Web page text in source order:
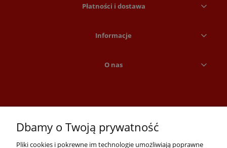
Płatności i dostawa
Informacje
O nas
Dbamy o Twoją prywatność
Pliki cookies i pokrewne im technologie umożliwiają poprawne